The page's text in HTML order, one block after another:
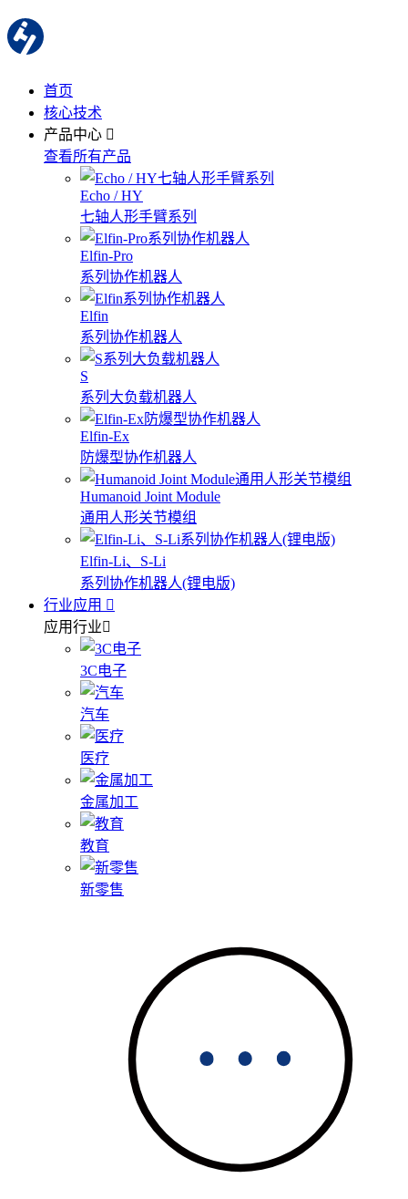
首页
核心技术
产品中心
查看所有产品
Echo / HY
七轴人形手臂系列
Elfin-Pro
系列协作机器人
Elfin
系列协作机器人
S
系列大负载机器人
Elfin-Ex
防爆型协作机器人
Humanoid Joint Module
通用人形关节模组
Elfin-Li、S-Li
系列协作机器人(锂电版)
行业应用
应用行业
3C电子
汽车
医疗
金属加工
教育
新零售